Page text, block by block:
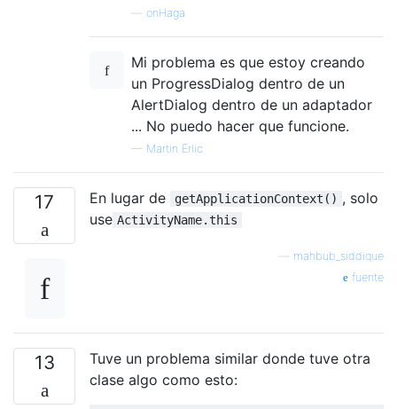
onHaga
Mi problema es que estoy creando
un ProgressDialog dentro de un
AlertDialog dentro de un adaptador
... No puedo hacer que funcione.
— Martin Erlic
17 En lugar de getApplicationContext() , solo
use ActivityName.this
mahbub_siddique
fuente
13
Tuve un problema similar donde tuve otra
clase algo como esto: